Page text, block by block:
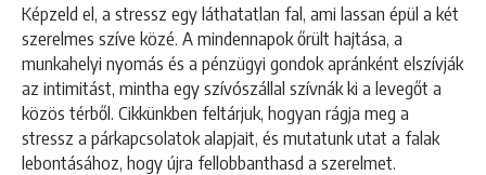
Képzeld el, a stressz egy láthatatlan fal, ami lassan épül a két
szerelmes szíve közé. A mindennapok őrült hajtása, a
munkahelyi nyomás és a pénzügyi gondok apránként elszívják
az intimitást, mintha egy szívószállal szívnák ki a levegőt a
közös térből. Cikkünkben feltárjuk, hogyan rágja meg a
stressz a párkapcsolatok alapjait, és mutatunk utat a falak
lebontásához, hogy újra fellobbanthasd a szerelmet.